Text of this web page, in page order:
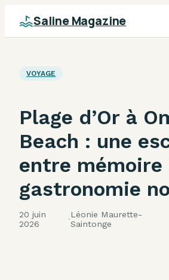
Saline Magazine
VOYAGE
Plage d’Or à
Beach : une
entre mémoire
gastronomie
20 juin
2026
·Léonie Maurette-
Saintonge